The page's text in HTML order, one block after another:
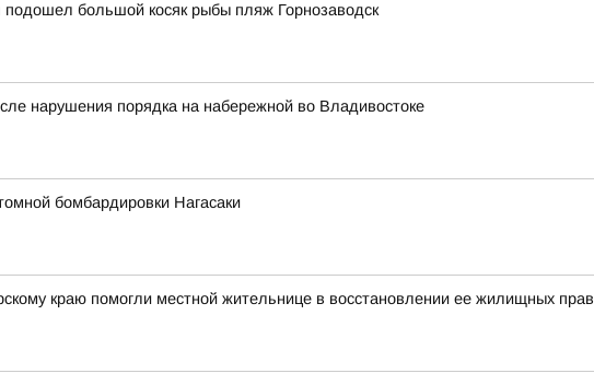
большой косяк рыбы пляж Горнозаводск
нарушения порядка на набережной во Владивостоке
бомбардировки Нагасаки
краю помогли местной жительнице в восстановлении ее жилищных прав